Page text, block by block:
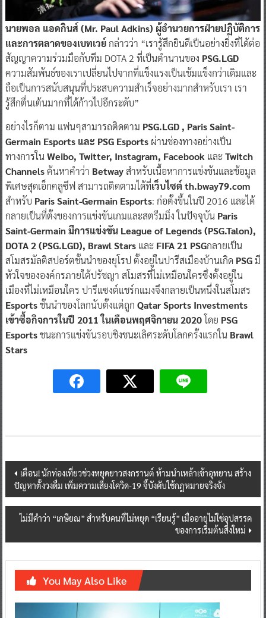
นายพอล แอดกินส์ (Mr. Paul Adkins) ผู้อำนวยการฝ่ายปฏิบัติการ
และการตลาดของเบทเวย์กล่าวว่า “เรารู้สึกยินดีเป็นอย่างยิ่งที่ได้ต่อ
สัญญาความร่วมมือกับทีม DOTA 2 ที่เป็นตำนานของ PSG.LGD
ความสัมพันธ์ของเราเปลี่ยนไปจากที่แข็งแรงเป็นเข้มแข็งกว่าเดิมและ
ถือเป็นการสนับสนุนที่ประสบความสำเร็จอย่างมากสำหรับเรา เรา
รู้สึกตื่นเต้นมากที่ได้ก้าวไปอีกระดับ”
อย่างไรก็ตาม แฟนๆสามารถติดตาม PSG.LGD , Paris Saint-
Germain Esports และ PSG Esportsผ่านช่องทางอย่างเป็น
ทางการในWeibo, Twitter, Instagram, FacebookและTwitch
Channelsค้นหาคำว่า Betwayสำหรับเนื้อหาการแข่งขันและข้อมูล
พิเศษสุดเอ็กคลูซีฟ สามารถติดตามได้ที่เว็บไซต์ th.bway79.com
สำหรับ Paris Saint-Germain Esports: ก่อตั้งขึ้นในปี 2016 และได้
กลายเป็นที่ตั้งของการแข่งขันเกมและสตรีมมิ่ง ในปัจจุบัน Paris
Saint-Germain มีการแข่งขัน League of Legends (PSG.Talon),
DOTA 2 (PSG.LGD), Brawl Starsและ FIFA 21 PSGกลายเป็น
สโมสรมัลติสปอร์ตชั้นนำของยุโรป ตั้งอยู่ในปารีสเมืองบ้านเกิด PSGมี
หัวใจขององค์กรภายใต้ปรัชญา สโมสรที่ไม่เหมือนใครซึ่งตั้งอยู่ใน
เมืองที่ไม่เหมือนใคร ปารีแซงต์แชร์กแมงจึงกลายเป็นหนึ่งในสโมสร
Esportsชั้นนำของโลกนับตั้งแต่ถูก Qatar Sports Investments
เข้าซื้อกิจการในปี 2011 ในเดือนพฤศจิกายน 2020โดย PSG
Esportsชนะการแข่งขันรอบชิงชนะเลิศระดับโลกครั้งแรกใน Brawl
Stars
Post
navigation
เตือน! นักท่องเที่ยวช่วงหยุดยาวสงกรานต์ ห้ามนำเหล้าเข้าอุทยาน สร้าง
ปัญหาตั้งวงดื่ม เพิ่มความเสี่ยงโควิด-19 จี้บังคับใช้กฎหมายจริงจัง
ไม่มีคำว่า “เกษียณ” สำหรับคนที่ไม่หยุด “เรียนรู้” เมื่ออายุไม่ใช่อุปสรรค
ของการเริ่มต้นสิ่งใหม่
You May Also Like